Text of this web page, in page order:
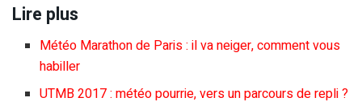
Lire plus
Météo Marathon de Paris : il va neiger, comment vous
habiller
UTMB 2017 : météo pourrie, vers un parcours de repli ?